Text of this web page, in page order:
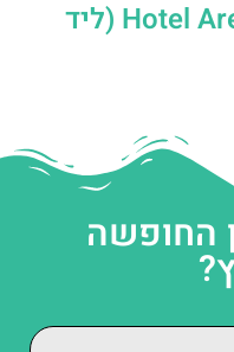
מלון ארנה סמוקוב – Hotel Arena (ליד
החופשה